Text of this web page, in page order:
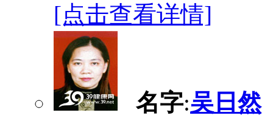
[点击查看详情]
名字:吴日然